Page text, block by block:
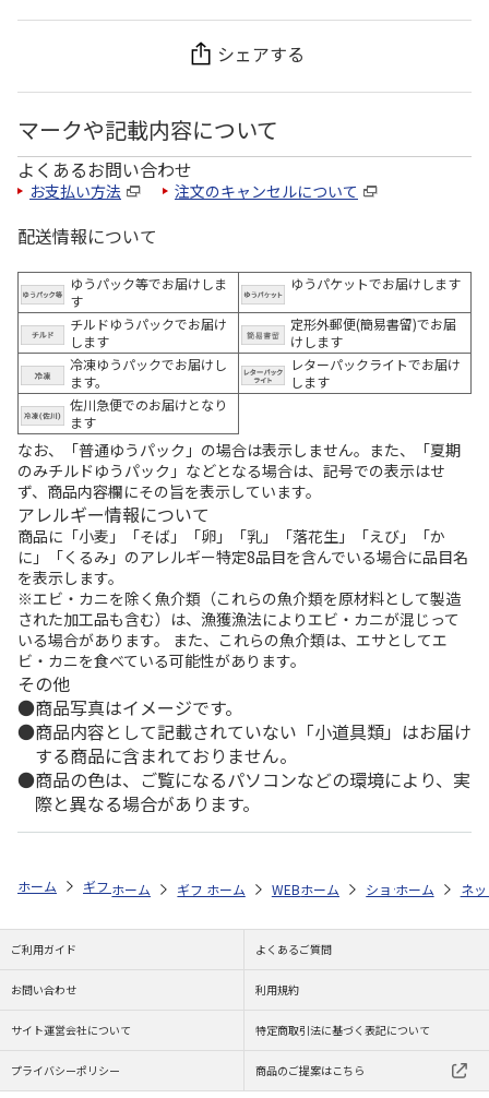
シェアする
マークや記載内容について
よくあるお問い合わせ
お支払い方法 注文のキャンセルについて
配送情報について
ゆうパック等でお届けしま
す
ゆうパケットでお届けします
チルドゆうパックでお届け
します
定形外郵便(簡易書留)でお届
けします
冷凍ゆうパックでお届けし
ます。
レターパックライトでお届け
します
佐川急便でのお届けとなり
ます
なお、「普通ゆうパック」の場合は表示しません。また、「夏期
のみチルドゆうパック」などとなる場合は、記号での表示はせ
ず、商品内容欄にその旨を表示しています。
アレルギー情報について
商品に「小麦」「そば」「卵」「乳」「落花生」「えび」「か
に」「くるみ」のアレルギー特定8品目を含んでいる場合に品目名
を表示します。
※エビ・カニを除く魚介類（これらの魚介類を原材料として製造
された加工品も含む）は、漁獲漁法によりエビ・カニが混じって
いる場合があります。 また、これらの魚介類は、エサとしてエ
ビ・カニを食べている可能性があります。
その他
商品写真はイメージです。
商品内容として記載されていない「小道具類」はお届け
する商品に含まれておりません。
商品の色は、ご覧になるパソコンなどの環境により、実
際と異なる場合があります。
ホーム ギフトストア 敬老の日ギフト・プレゼント特集 2026 雑貨
ホーム ギフトストア 敬老の日ギフト・プレゼント特集
ホーム WEB特集 非食品 唯一無二の
ホーム ショップ一覧
ホーム ネ
ご利用ガイド よくあるご質問
お問い合わせ 利用規約
サイト運営会社について 特定商取引法に基づく表記について
プライバシーポリシー 商品のご提案はこちら